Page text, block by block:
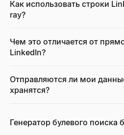
Генерируйте
Открыть
Рассчитайте CPM (стоимость
Открыть→
Как использовать строки
ray?
Чем это отличается от
LinkedIn?
Отправляются ли мои
хранятся?
Генератор булевого поиска